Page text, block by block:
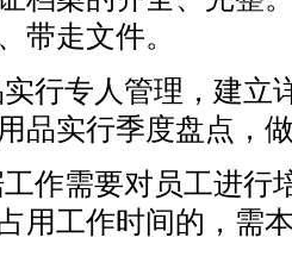
带走文件。
行专人管理，建立
品实行季度盘点，
作需要对员工进行
用工作时间的，需